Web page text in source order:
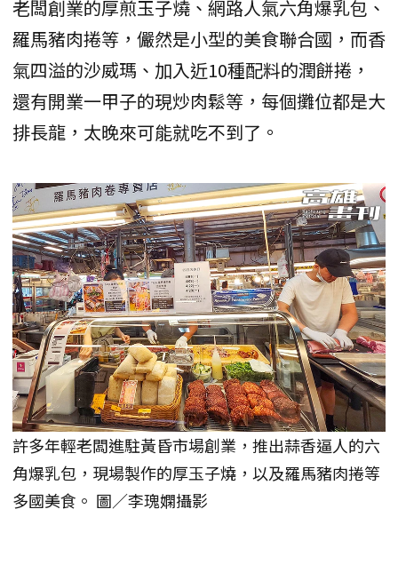
老闆創業的厚煎玉子燒、網路人氣六角爆乳包、
羅馬豬肉捲等，儼然是小型的美食聯合國，而香
氣四溢的沙威瑪、加入近10種配料的潤餅捲，
還有開業一甲子的現炒肉鬆等，每個攤位都是大
排長龍，太晚來可能就吃不到了。
許多年輕老闆進駐黃昏市場創業，推出蒜香逼人的六
角爆乳包，現場製作的厚玉子燒，以及羅馬豬肉捲等
多國美食。 圖／李瑰嫻攝影